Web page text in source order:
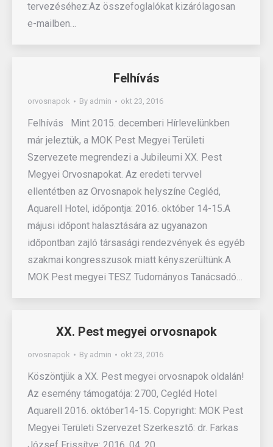
tervezéséhez:Az összefoglalókat kizárólagosan
e-mailben…
Felhívás
orvosnapok By admin okt 23, 2016
Felhívás Mint 2015. decemberi Hírlevelünkben
már jeleztük, a MOK Pest Megyei Területi
Szervezete megrendezi a Jubileumi XX. Pest
Megyei Orvosnapokat. Az eredeti tervvel
ellentétben az Orvosnapok helyszíne Cegléd,
Aquarell Hotel, időpontja: 2016. október 14-15.A
májusi időpont halasztására az ugyanazon
időpontban zajló társasági rendezvények és egyéb
szakmai kongresszusok miatt kényszerültünk.A
MOK Pest megyei TESZ Tudományos Tanácsadó…
XX. Pest megyei orvosnapok
orvosnapok By admin okt 23, 2016
Köszöntjük a XX. Pest megyei orvosnapok oldalán!
Az esemény támogatója: 2700, Cegléd Hotel
Aquarell 2016. október14-15. Copyright: MOK Pest
Megyei Területi Szervezet Szerkesztő: dr. Farkas